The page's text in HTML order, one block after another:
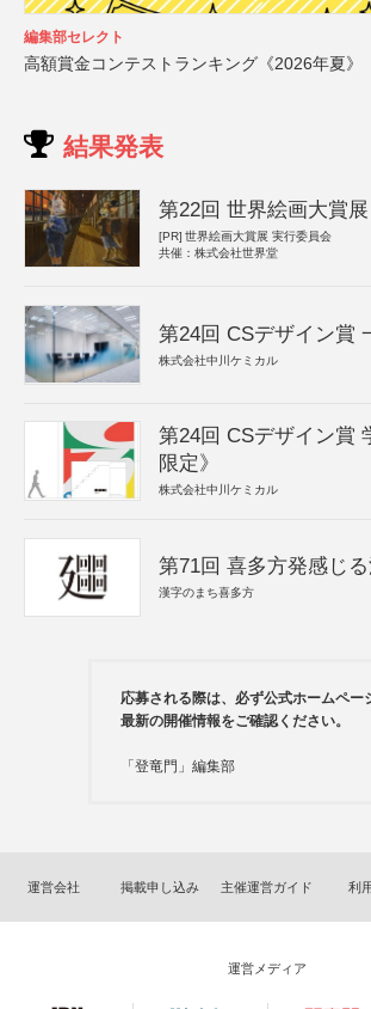
編集部セレクト
高額賞金コンテストランキング《2026年夏》
結果発表
第22回 世界絵画大賞
[PR] 世界絵画大賞展 実行委員会
共催：株式会社世界堂
第24回 CSデザイン賞
株式会社中川ケミカル
第24回 CSデザイン賞
限定》
株式会社中川ケミカル
第71回 喜多方発感じ
漢字のまち喜多方
応募される際は、必ず公式ホームペー
最新の開催情報をご確認ください。
「登竜門」編集部
運営会社 掲載申し込み 主催運営ガイド 利
運営メディア